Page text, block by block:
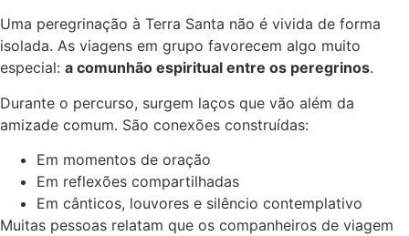
Uma peregrinação à Terra Santa não é vivida de forma
isolada. As viagens em grupo favorecem algo muito
especial: a comunhão espiritual entre os peregrinos.
Durante o percurso, surgem laços que vão além da
amizade comum. São conexões construídas:
Em momentos de oração
Em reflexões compartilhadas
Em cânticos, louvores e silêncio contemplativo
Muitas pessoas relatam que os companheiros de viagem